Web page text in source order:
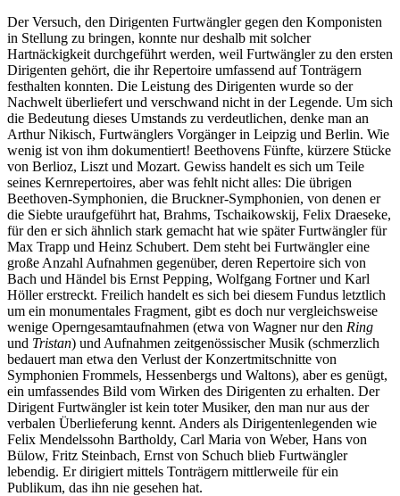
Der Versuch, den Dirigenten Furtwängler gegen den Komponisten
in Stellung zu bringen, konnte nur deshalb mit solcher
Hartnäckigkeit durchgeführt werden, weil Furtwängler zu den ersten
Dirigenten gehört, die ihr Repertoire umfassend auf Tonträgern
festhalten konnten. Die Leistung des Dirigenten wurde so der
Nachwelt überliefert und verschwand nicht in der Legende. Um sich
die Bedeutung dieses Umstands zu verdeutlichen, denke man an
Arthur Nikisch, Furtwänglers Vorgänger in Leipzig und Berlin. Wie
wenig ist von ihm dokumentiert! Beethovens Fünfte, kürzere Stücke
von Berlioz, Liszt und Mozart. Gewiss handelt es sich um Teile
seines Kernrepertoires, aber was fehlt nicht alles: Die übrigen
Beethoven-Symphonien, die Bruckner-Symphonien, von denen er
die Siebte uraufgeführt hat, Brahms, Tschaikowskij, Felix Draeseke,
für den er sich ähnlich stark gemacht hat wie später Furtwängler für
Max Trapp und Heinz Schubert. Dem steht bei Furtwängler eine
große Anzahl Aufnahmen gegenüber, deren Repertoire sich von
Bach und Händel bis Ernst Pepping, Wolfgang Fortner und Karl
Höller erstreckt. Freilich handelt es sich bei diesem Fundus letztlich
um ein monumentales Fragment, gibt es doch nur vergleichsweise
wenige Operngesamtaufnahmen (etwa von Wagner nur den Ring
und Tristan) und Aufnahmen zeitgenössischer Musik (schmerzlich
bedauert man etwa den Verlust der Konzertmitschnitte von
Symphonien Frommels, Hessenbergs und Waltons), aber es genügt,
ein umfassendes Bild vom Wirken des Dirigenten zu erhalten. Der
Dirigent Furtwängler ist kein toter Musiker, den man nur aus der
verbalen Überlieferung kennt. Anders als Dirigentenlegenden wie
Felix Mendelssohn Bartholdy, Carl Maria von Weber, Hans von
Bülow, Fritz Steinbach, Ernst von Schuch blieb Furtwängler
lebendig. Er dirigiert mittels Tonträgern mittlerweile für ein
Publikum, das ihn nie gesehen hat.